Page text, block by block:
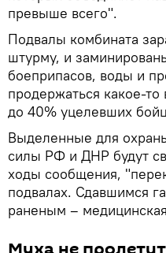
превыше всего".
Подвалы комбината
штурму, и
боеприпасов, воды и
продержаться какое-
до 40% уцелевших
Выделенные для
силы РФ и ДНР будут
ходы сообщения,
подвалах. Сдавшимся
раненым –